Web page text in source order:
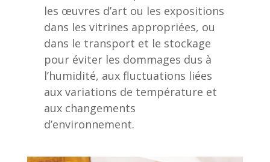
les œuvres d’art ou les expositions
dans les vitrines appropriées, ou
dans le transport et le stockage
pour éviter les dommages dus à
l’humidité, aux fluctuations liées
aux variations de température et
aux changements
d’environnement.